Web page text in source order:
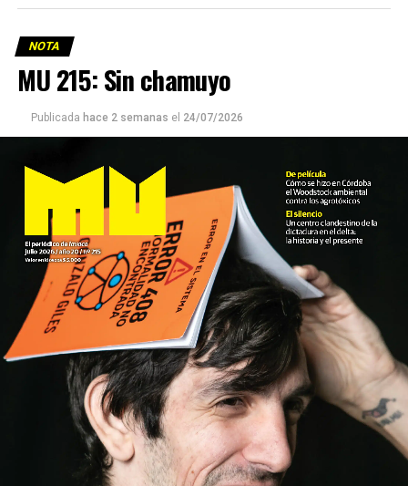
NOTA
MU 215: Sin chamuyo
Publicada hace 2 semanas el 24/07/2026